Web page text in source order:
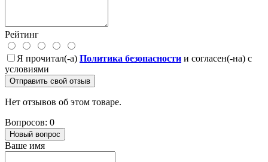
Рейтинг
Я прочитал(-а) Политика безопасности и согласен(-на) с
условиями
Отправить свой отзыв
Нет отзывов об этом товаре.
Вопросов: 0
Новый вопрос
Ваше имя